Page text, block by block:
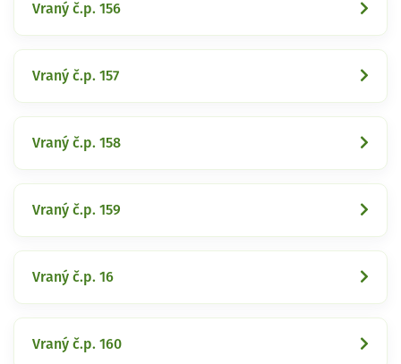
Vraný č.p. 156
Vraný č.p. 157
Vraný č.p. 158
Vraný č.p. 159
Vraný č.p. 16
Vraný č.p. 160